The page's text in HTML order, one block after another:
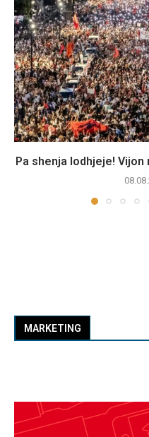
Pa shenja lodhjeje!
MARKETING